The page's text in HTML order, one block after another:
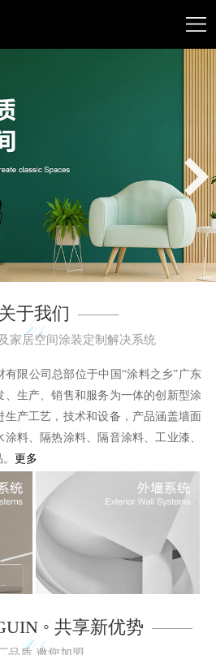
关于我们
家居空间涂装定制解决系统
有限公司总部位于中国“涂料之乡”广东
、生产、销售和服务为一体的创新型涂
产工艺，技术和设备，产品涵盖墙面
料、隔热涂料、隔音涂料、工业漆、
更多
◦ 共享新优势